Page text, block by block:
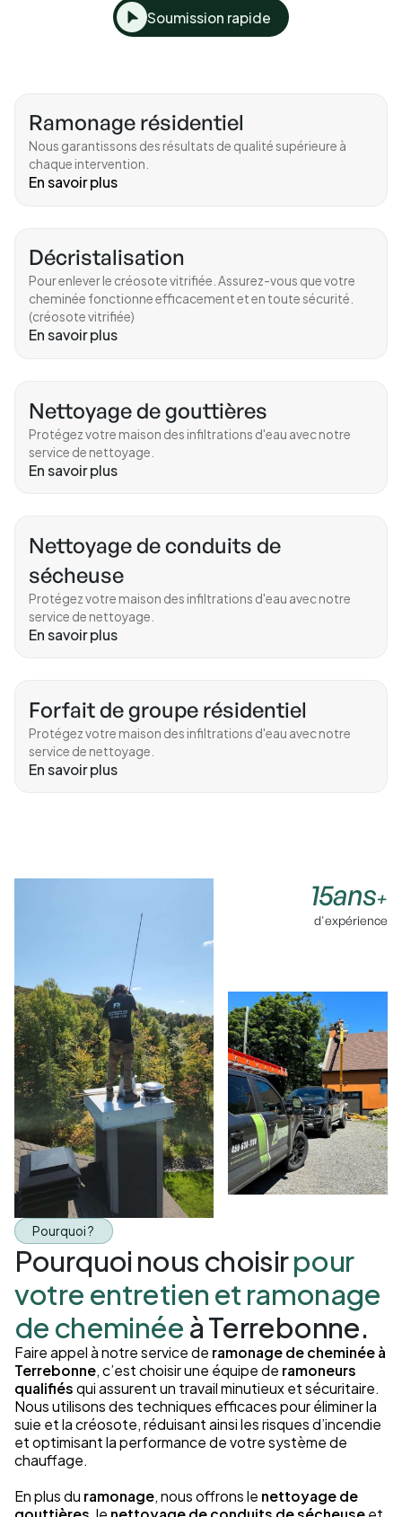
Soumission rapide
Ramonage résidentiel
Nous garantissons des résultats de qualité supérieure à
chaque intervention.
En savoir plus
Décristalisation
Pour enlever le créosote vitrifiée. Assurez-vous que votre
cheminée fonctionne efficacement et en toute sécurité.
(créosote vitrifiée)
En savoir plus
Nettoyage de gouttières
Protégez votre maison des infiltrations d'eau avec notre
service de nettoyage.
En savoir plus
Nettoyage de conduits de
sécheuse
Protégez votre maison des infiltrations d'eau avec notre
service de nettoyage.
En savoir plus
Forfait de groupe résidentiel
Protégez votre maison des infiltrations d'eau avec notre
service de nettoyage.
En savoir plus
15ans+
d'expérience
Pourquoi ?
Pourquoi nous choisirpour
votre entretien et ramonage
de cheminée à Terrebonne.
Faire appel à notre service de ramonage de cheminée à
Terrebonne, c’est choisir une équipe de ramoneurs
qualifiés qui assurent un travail minutieux et sécuritaire.
Nous utilisons des techniques efficaces pour éliminer la
suie et la créosote, réduisant ainsi les risques d’incendie
et optimisant la performance de votre système de
chauffage.
En plus du ramonage, nous offrons le nettoyage de